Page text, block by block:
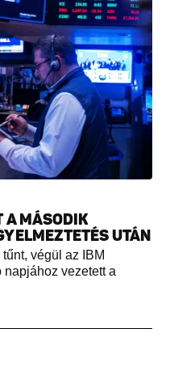
A MÁSODIK
UTÁN
végül az IBM
vezetett a